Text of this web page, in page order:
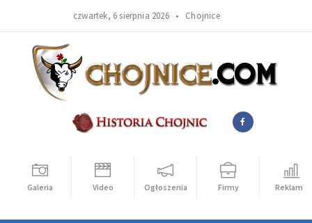
czwartek, 6 sierpnia 2026 • Chojnice
Galeria Video Ogłoszenia Firmy Reklama